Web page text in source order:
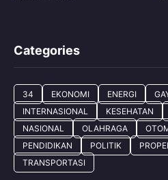
Categories
34 EKONOMI ENERGI
INTERNASIONAL
KESEHATAN
NASIONAL
OLAHRAGA
PENDIDIKAN
POLITIK
TRANSPORTASI